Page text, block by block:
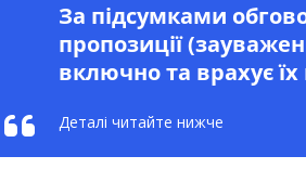
За підсумками
пропозиції
включно та врахує
Деталі читайте нижче